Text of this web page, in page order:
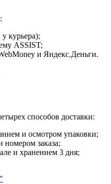
курьера);
ASSIST;
и Яндекс.Деньги.
способов доставки:
и осмотром упаковки;
заказа;
и хранением 3 дня;